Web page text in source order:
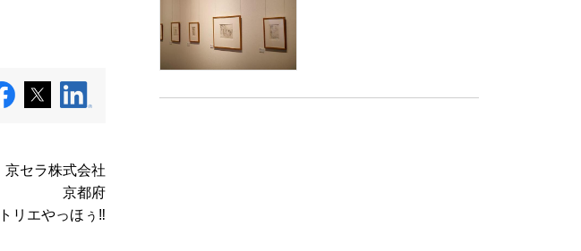
京セラ株式会社
京都府
リエやっほぅ‼